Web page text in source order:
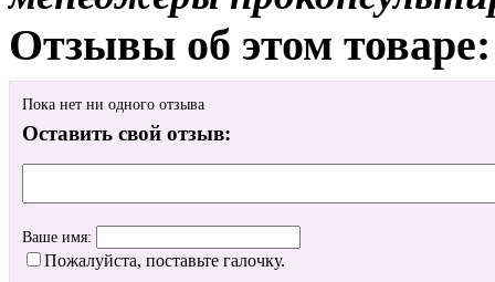
Отзывы об этом товаре:
Пока нет ни одного отзыва
Оставить свой отзыв:
Ваше имя:
Пожалуйста, поставьте галочку.